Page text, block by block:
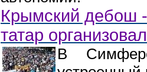
Крымский дебош
татар
В